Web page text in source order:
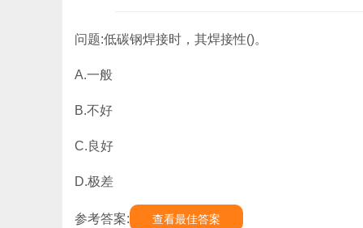
问题:低碳钢焊接时，其焊接性()。
A.一般
B.不好
C.良好
D.极差
参考答案: 查看最佳答案